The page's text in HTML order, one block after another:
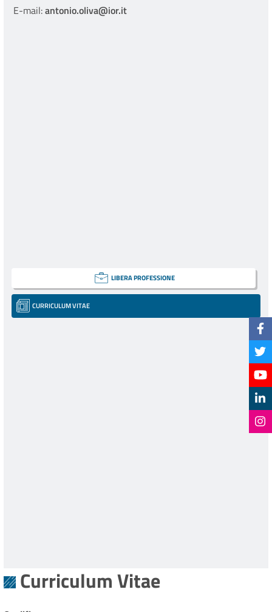
E-mail:antonio.oliva@ior.it
LIBERA PROFESSIONE
CURRICULUM VITAE
Curriculum Vitae